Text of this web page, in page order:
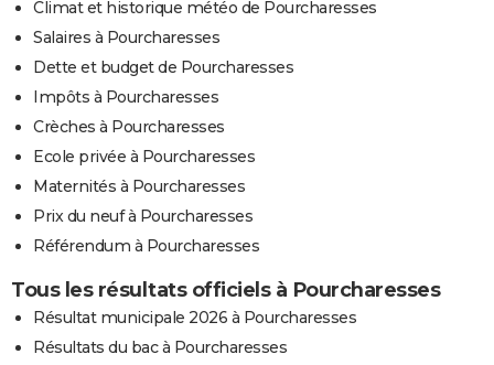
Climat et historique météo de Pourcharesses
Salaires à Pourcharesses
Dette et budget de Pourcharesses
Impôts à Pourcharesses
Crèches à Pourcharesses
Ecole privée à Pourcharesses
Maternités à Pourcharesses
Prix du neuf à Pourcharesses
Référendum à Pourcharesses
Tous les résultats officiels à Pourcharesses
Résultat municipale 2026 à Pourcharesses
Résultats du bac à Pourcharesses